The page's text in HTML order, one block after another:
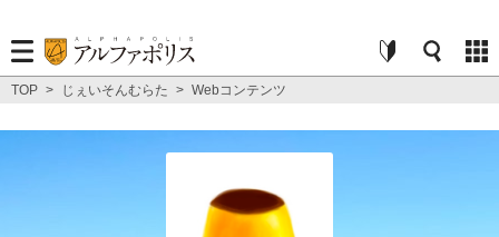
TOP > じぇいそんむらた > Webコンテンツ